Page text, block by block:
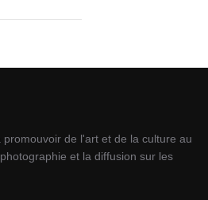
de l'art et de la culture au
et la diffusion sur les